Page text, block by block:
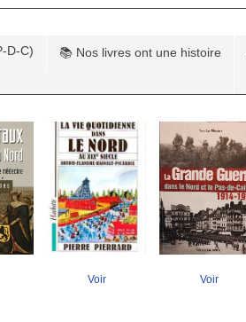
D-C) 📚 Nos livres ont une histoire
Voir Voir